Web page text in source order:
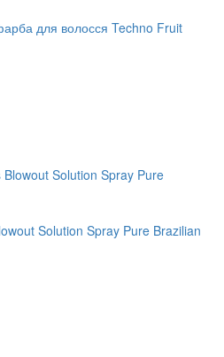
для волосся Techno Fruit
Solution Spray Pure Brazilian